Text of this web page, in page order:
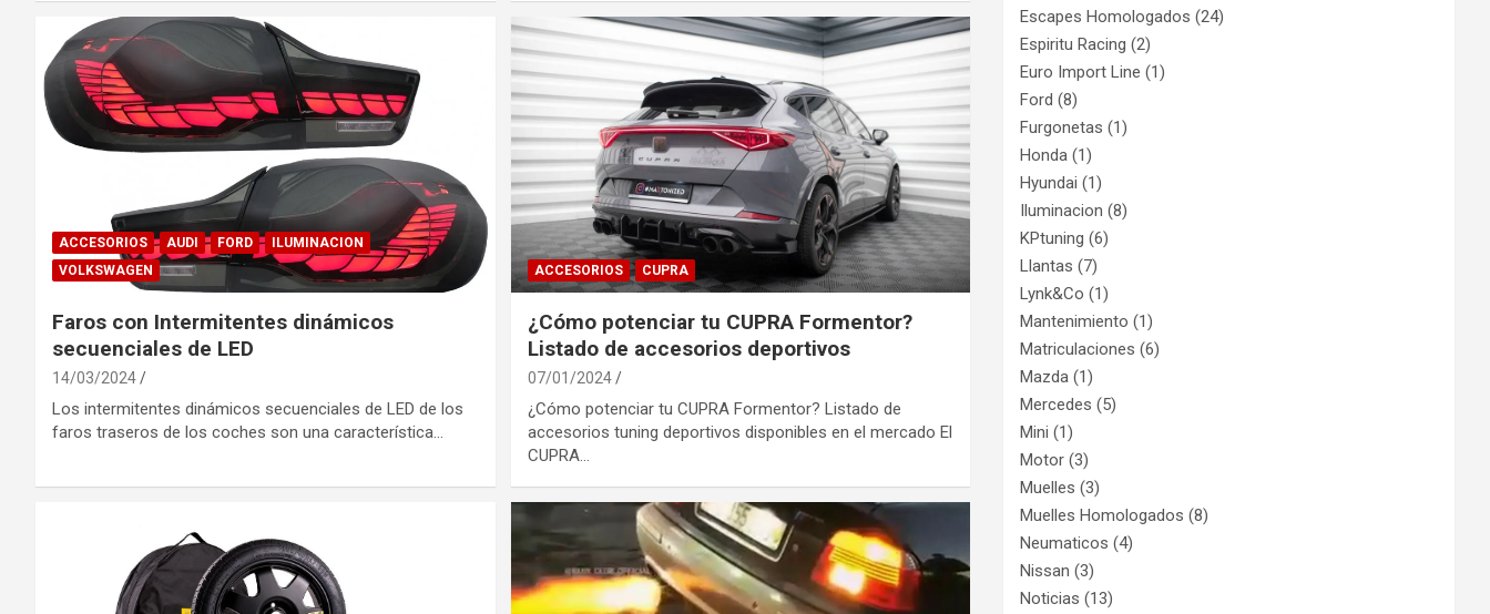
ACCESORIOS AUDI FORD
ILUMINACION
VOLKSWAGEN
Faros con Intermitentes dinámicos
secuenciales de LED
14/03/2024
Los intermitentes dinámicos secuenciales de LED de los
faros traseros de los coches son una característica…
ACCESORIOS CUPRA
¿Cómo potenciar tu CUPRA Formentor?
Listado de accesorios deportivos
07/01/2024
¿Cómo potenciar tu CUPRA Formentor? Listado de
accesorios tuning deportivos disponibles en el mercado El
CUPRA…
Escapes Homologados (24)
Espiritu Racing (2)
Euro Import Line (1)
Ford (8)
Furgonetas (1)
Honda (1)
Hyundai (1)
Iluminacion (8)
KPtuning (6)
Llantas (7)
Lynk&Co (1)
Mantenimiento (1)
Matriculaciones (6)
Mazda (1)
Mercedes (5)
Mini (1)
Motor (3)
Muelles (3)
Muelles Homologados (8)
Neumaticos (4)
Nissan (3)
Noticias (13)